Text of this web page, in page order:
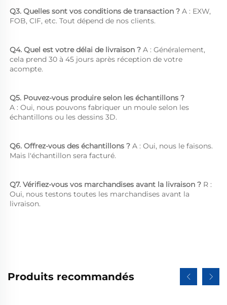
Q3. Quelles sont vos conditions de transaction ? A : EXW,
FOB, CIF, etc. Tout dépend de nos clients.
Q4. Quel est votre délai de livraison ? A : Généralement,
cela prend 30 à 45 jours après réception de votre
acompte.
Q5. Pouvez-vous produire selon les échantillons ?
A : Oui, nous pouvons fabriquer un moule selon les
échantillons ou les dessins 3D.
Q6. Offrez-vous des échantillons ? A : Oui, nous le faisons.
Mais l'échantillon sera facturé.
Q7. Vérifiez-vous vos marchandises avant la livraison ? R :
Oui, nous testons toutes les marchandises avant la
livraison.
Produits recommandés